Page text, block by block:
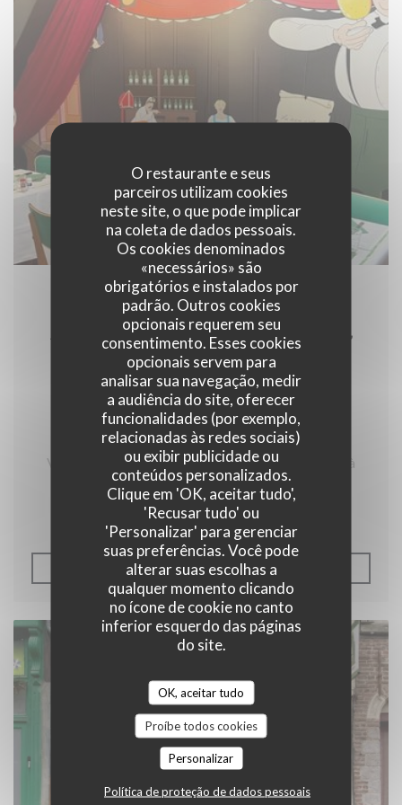
O restaurante e seus
parceiros utilizam cookies
neste site, o que pode implicar
na coleta de dados pessoais.
Os cookies denominados
«necessários» são
obrigatórios e instalados por
padrão. Outros cookies
opcionais requerem seu
consentimento. Esses cookies
opcionais servem para
analisar sua navegação, medir
a audiência do site, oferecer
funcionalidades (por exemplo,
relacionadas às redes sociais)
ou exibir publicidade ou
conteúdos personalizados.
Clique em 'OK, aceitar tudo',
'Recusar tudo' ou
'Personalizar' para gerenciar
suas preferências. Você pode
alterar suas escolhas a
qualquer momento clicando
no ícone de cookie no canto
inferior esquerdo das páginas
do site.
OK, aceitar tudo
Proíbe todos cookies
Personalizar
Política de proteção de dados pessoais
De quoi trouver votre bonheur lors de votre prochaine
28/01/2024
ACTU.FR - Ce nouvel estaminet à
Lille de la rue de Gand rend
hommage à un célèbre Nordiste
Vous souhaitez en savoir plus sur notre estaminet à
Lille et plus particulièrement qui était Ronny
Coutteure?
Découvrez cet article mettant en avant ce géant du
Nord. Vous découvrirez pourquoi nous avons appelé
notre estaminet Lillois "Chez Ronny".
LER O ARTIGO ((ABRE NUMA NOVA